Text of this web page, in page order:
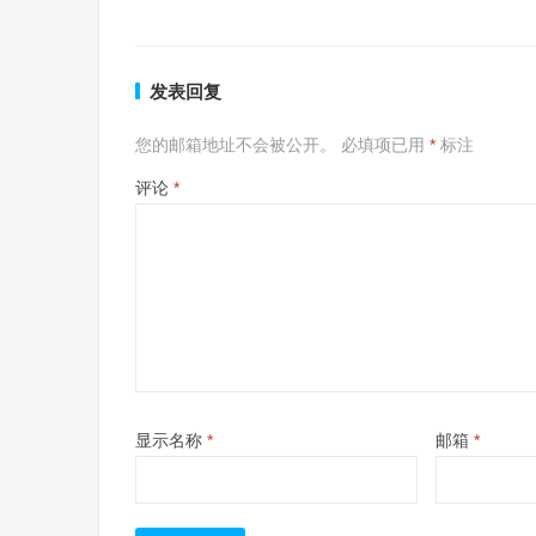
发表回复
您的邮箱地址不会被公开。 必填项已用 * 标注
评论 *
显示名称 * 邮箱 *